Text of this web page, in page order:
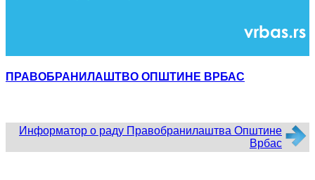
ПРАВОБРАНИЛАШТВО ОПШТИНЕ ВРБАС
Информатор о раду Правобранилаштва Општине
Врбас